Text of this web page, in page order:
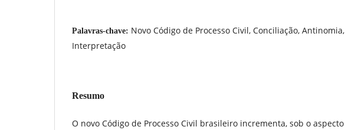
Palavras-chave: Novo Código de Processo Civil, Conciliação, Antinomia,
Interpretação
Resumo
O novo Código de Processo Civil brasileiro incrementa, sob o aspecto